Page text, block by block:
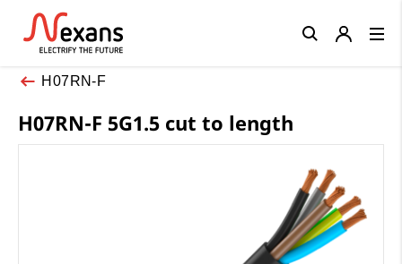
H07RN-F
H07RN-F 5G1.5 cut to length
Close